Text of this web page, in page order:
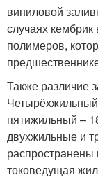
виниловой
случаях
полимеров,
Также различие
пятижильный –
двухжильные и
токоведущая